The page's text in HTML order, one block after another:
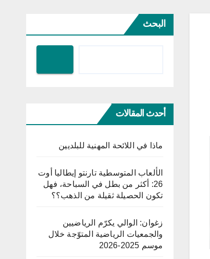
البحث
أحدث المقالات
ماذا في اللائحة المهنية للبلديين
الألعاب المتوسطية تارنتو إيطاليا أوت
26: أكثر من بطل في السباحة، فهل
تكون الحصيلة ثقيلة من الذهب؟؟
زغوان: الوالي يكرّم الرياضيين
والجمعيات الرياضية المتوّجة خلال
موسم 2025-2026